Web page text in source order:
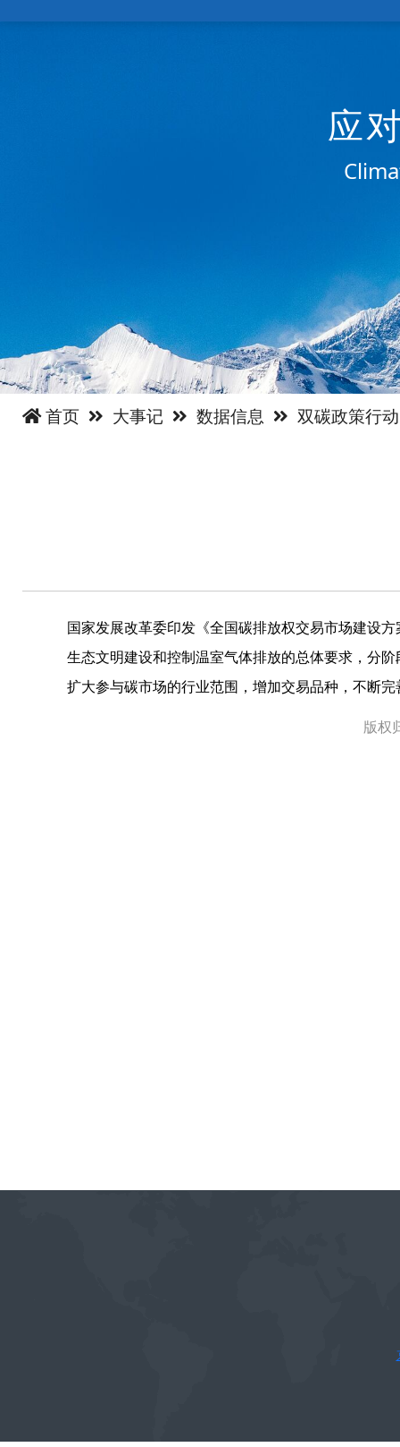
应
首页 大事记 数据信息 双碳政策行
国家发展改革委印发《全国碳排放权交易市场建设
生态文明建设和控制温室气体排放的总体要求，分
扩大参与碳市场的行业范围，增加交易品种，不断完
版权